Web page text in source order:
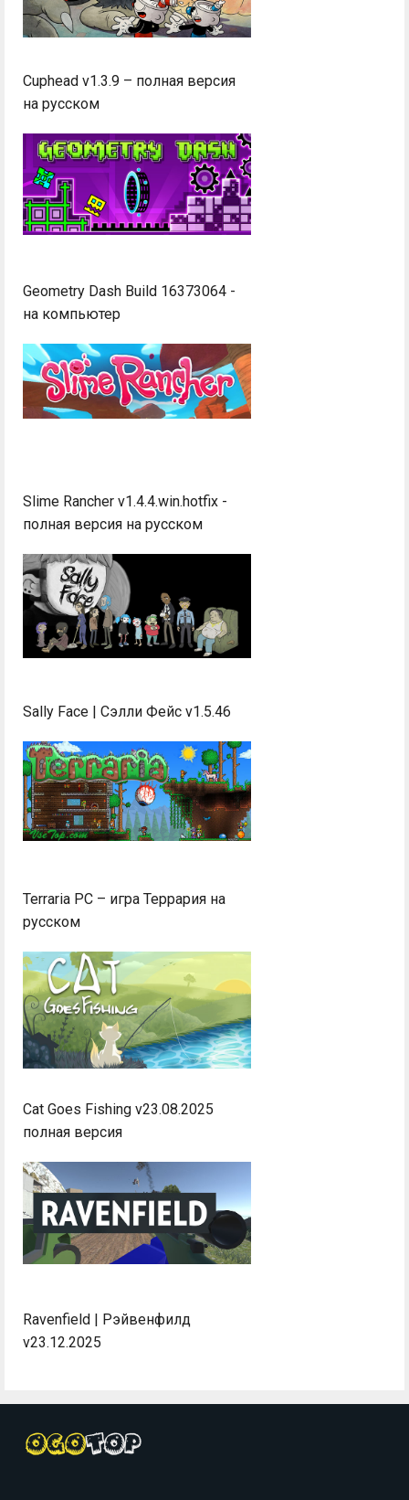
Cuphead v1.3.9 – полная версия
на русском
Geometry Dash Build 16373064 -
на компьютер
Slime Rancher v1.4.4.win.hotfix -
полная версия на русском
Sally Face | Сэлли Фейс v1.5.46
Terraria PC – игра Террария на
русском
Cat Goes Fishing v23.08.2025
полная версия
Ravenfield | Рэйвенфилд
v23.12.2025